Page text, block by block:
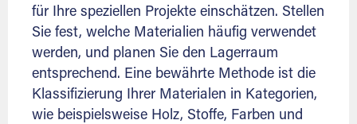
für Ihre speziellen Projekte einschätzen. Stellen
Sie fest, welche Materialien häufig verwendet
werden, und planen Sie den Lagerraum
entsprechend. Eine bewährte Methode ist die
Klassifizierung Ihrer Materialen in Kategorien,
wie beispielsweise Holz, Stoffe, Farben und